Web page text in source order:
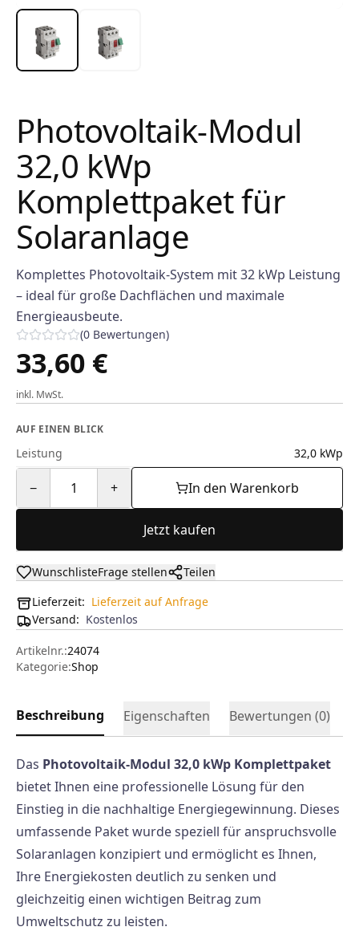
Photovoltaik-Modul
32,0 kWp
Komplettpaket für
Solaranlage
Komplettes Photovoltaik-System mit 32 kWp Leistung
– ideal für große Dachflächen und maximale
Energieausbeute.
(0 Bewertungen)
33,60 €
inkl. MwSt.
AUF EINEN BLICK
Leistung 32,0 kWp
− 1 + In den Warenkorb
Jetzt kaufen
WunschlisteFrage stellen
Teilen
Lieferzeit: Lieferzeit auf Anfrage
Versand: Kostenlos
Artikelnr.:24074
Kategorie:Shop
Beschreibung Eigenschaften Bewertungen (0)
Das Photovoltaik-Modul 32,0 kWp Komplettpaket
bietet Ihnen eine professionelle Lösung für den
Einstieg in die nachhaltige Energiegewinnung. Dieses
umfassende Paket wurde speziell für anspruchsvolle
Solaranlagen konzipiert und ermöglicht es Ihnen,
Ihre Energiekosten deutlich zu senken und
gleichzeitig einen wichtigen Beitrag zum
Umweltschutz zu leisten.